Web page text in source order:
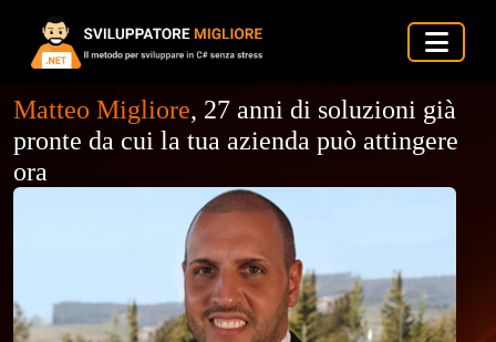
Matteo Migliore, 27 anni di soluzioni già
pronte da cui la tua azienda può attingere
ora